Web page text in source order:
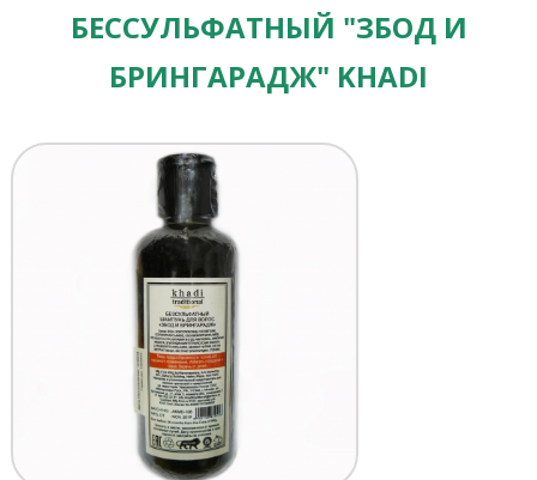
БЕССУЛЬФАТНЫЙ "ЗБОД И
БРИНГАРАДЖ" KHADI